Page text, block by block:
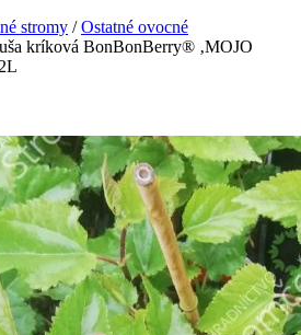
stromy /Ostatné ovocné
kríková BonBonBerry® ‚MOJO